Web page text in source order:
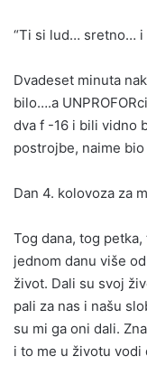
“Ti si lud… sretno… i
Dvadeset minuta
bilo….a
dva f -16 i bili vidno
postrojbe, naime
Dan 4. kolovoza za
Tog dana, tog
jednom danu više
život. Dali su svoj
pali za nas i našu
su mi ga oni dali.
i to me u životu vodi